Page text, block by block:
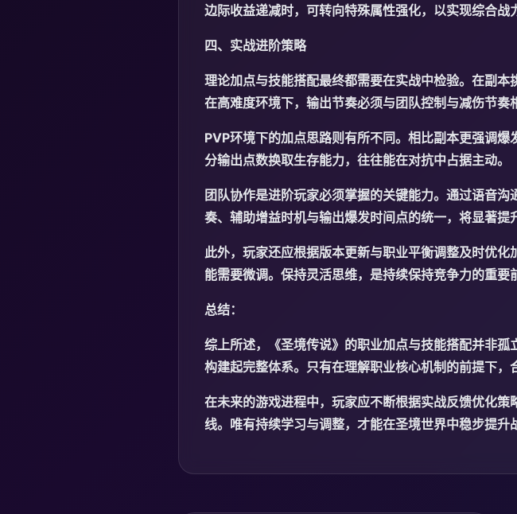
边际收益递减时，可转向特殊属性强化，以实现综合战
四、实战进阶策略
理论加点与技能搭配最终都需要在实战中检验。在副
在高难度环境下，输出节奏必须与团队控制与减伤节奏
PVP环境下的加点思路则有所不同。相比副本更强调
分输出点数换取生存能力，往往能在对抗中占据主动。
团队协作是进阶玩家必须掌握的关键能力。通过语音
奏、辅助增益时机与输出爆发时间点的统一，将显著提
此外，玩家还应根据版本更新与职业平衡调整及时优
能需要微调。保持灵活思维，是持续保持竞争力的重要
总结：
综上所述，《圣境传说》的职业加点与技能搭配并非
构建起完整体系。只有在理解职业核心机制的前提下，
在未来的游戏进程中，玩家应不断根据实战反馈优化
线。唯有持续学习与调整，才能在圣境世界中稳步提升